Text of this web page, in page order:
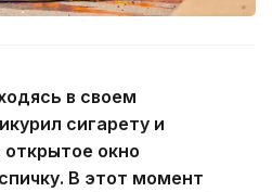
в своем
сигарету и
окно
В этот момент